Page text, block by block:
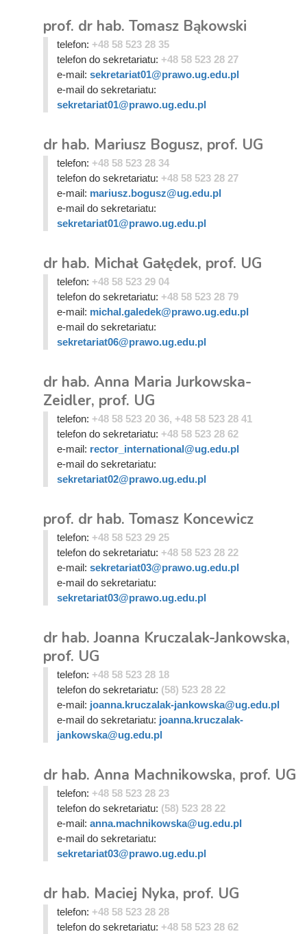
prof. dr hab. Tomasz Bąkowski
telefon: +48 58 523 28 35
telefon do sekretariatu: +48 58 523 28 27
e-mail: sekretariat01@prawo.ug.edu.pl
e-mail do sekretariatu:
sekretariat01@prawo.ug.edu.pl
dr hab. Mariusz Bogusz, prof. UG
telefon: +48 58 523 28 34
telefon do sekretariatu: +48 58 523 28 27
e-mail: mariusz.bogusz@ug.edu.pl
e-mail do sekretariatu:
sekretariat01@prawo.ug.edu.pl
dr hab. Michał Gałędek, prof. UG
telefon: +48 58 523 29 04
telefon do sekretariatu: +48 58 523 28 79
e-mail: michal.galedek@prawo.ug.edu.pl
e-mail do sekretariatu:
sekretariat06@prawo.ug.edu.pl
dr hab. Anna Maria Jurkowska-
Zeidler, prof. UG
telefon: +48 58 523 20 36, +48 58 523 28 41
telefon do sekretariatu: +48 58 523 28 62
e-mail: rector_international@ug.edu.pl
e-mail do sekretariatu:
sekretariat02@prawo.ug.edu.pl
prof. dr hab. Tomasz Koncewicz
telefon: +48 58 523 29 25
telefon do sekretariatu: +48 58 523 28 22
e-mail: sekretariat03@prawo.ug.edu.pl
e-mail do sekretariatu:
sekretariat03@prawo.ug.edu.pl
dr hab. Joanna Kruczalak-Jankowska,
prof. UG
telefon: +48 58 523 28 18
telefon do sekretariatu: (58) 523 28 22
e-mail: joanna.kruczalak-jankowska@ug.edu.pl
e-mail do sekretariatu: joanna.kruczalak-
jankowska@ug.edu.pl
dr hab. Anna Machnikowska, prof. UG
telefon: +48 58 523 28 23
telefon do sekretariatu: (58) 523 28 22
e-mail: anna.machnikowska@ug.edu.pl
e-mail do sekretariatu:
sekretariat03@prawo.ug.edu.pl
dr hab. Maciej Nyka, prof. UG
telefon: +48 58 523 28 28
telefon do sekretariatu: +48 58 523 28 62